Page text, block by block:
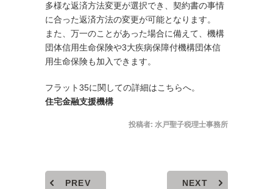
多様な返済方法変更が選択でき、契約書の事情
に合った返済方法の変更が可能となります。
また、万一のことがあった場合に備えて、機構
団体信用生命保険や3大疾病保障付機構団体信
用生命保険も加入できます。
フラット35に関しての詳細はこちらへ。
住宅金融支援機構
投稿者: 水戸聖子税理士事務所
PREV NEXT